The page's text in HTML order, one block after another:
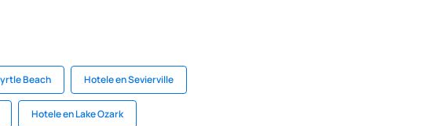
Beach Hotele en Sevierville
Hotele en Lake Ozark